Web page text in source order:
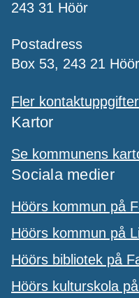
243 31 Höör
Postadress
Box 53, 243 21 Höör
Fler kontaktuppgifter
Kartor
Se kommunens
Sociala medier
Höörs kommun på
Höörs kommun på
Höörs bibliotek på
Höörs kulturskola